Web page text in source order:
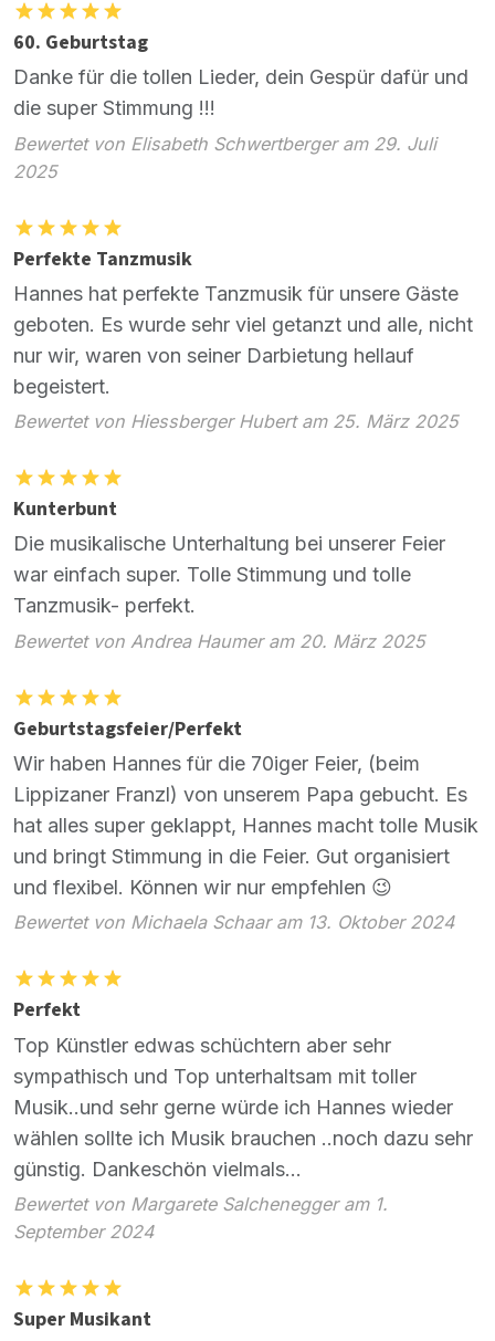
60. Geburtstag
Danke für die tollen Lieder, dein Gespür dafür und
die super Stimmung !!!
Bewertet von Elisabeth Schwertberger am 29. Juli
2025
Perfekte Tanzmusik
Hannes hat perfekte Tanzmusik für unsere Gäste
geboten. Es wurde sehr viel getanzt und alle, nicht
nur wir, waren von seiner Darbietung hellauf
begeistert.
Bewertet von Hiessberger Hubert am 25. März 2025
Kunterbunt
Die musikalische Unterhaltung bei unserer Feier
war einfach super. Tolle Stimmung und tolle
Tanzmusik- perfekt.
Bewertet von Andrea Haumer am 20. März 2025
Geburtstagsfeier/Perfekt
Wir haben Hannes für die 70iger Feier, (beim
Lippizaner Franzl) von unserem Papa gebucht. Es
hat alles super geklappt, Hannes macht tolle Musik
und bringt Stimmung in die Feier. Gut organisiert
und flexibel. Können wir nur empfehlen 😉
Bewertet von Michaela Schaar am 13. Oktober 2024
Perfekt
Top Künstler edwas schüchtern aber sehr
sympathisch und Top unterhaltsam mit toller
Musik..und sehr gerne würde ich Hannes wieder
wählen sollte ich Musik brauchen ..noch dazu sehr
günstig. Dankeschön vielmals...
Bewertet von Margarete Salchenegger am 1.
September 2024
Super Musikant